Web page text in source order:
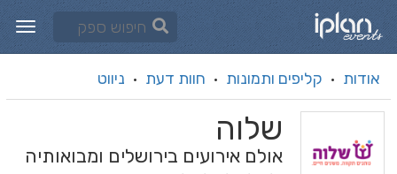
אודות · קליפים ותמונות · חוות דעת · ניווט
שלוה
אולם אירועים בירושלים ומבואותיה